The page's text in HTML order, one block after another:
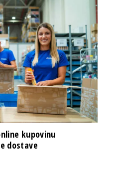
kupovinu
dostave